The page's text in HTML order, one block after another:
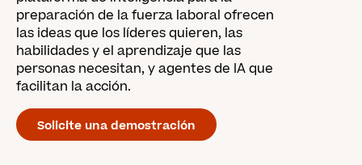
preparación de la fuerza laboral ofrecen
las ideas que los líderes quieren, las
habilidades y el aprendizaje que las
personas necesitan, y agentes de IA que
facilitan la acción.
Solicite una demostración